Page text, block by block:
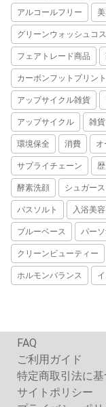
アルコールフリー
グリーンウォッシュコ
フェアトレード商品
カーボンフットプリント
アップサイクル雑貨
アップサイクル 雑貨
環境保全 消費 オ
サプライチェーン
酵素洗顔 シュガー
バスソルト 入浴美容
ブルーベース パー
クリーンビューティー
ホルモンバランス
FAQ
ご利用ガイド
特定商取引法に
サイトポリシー